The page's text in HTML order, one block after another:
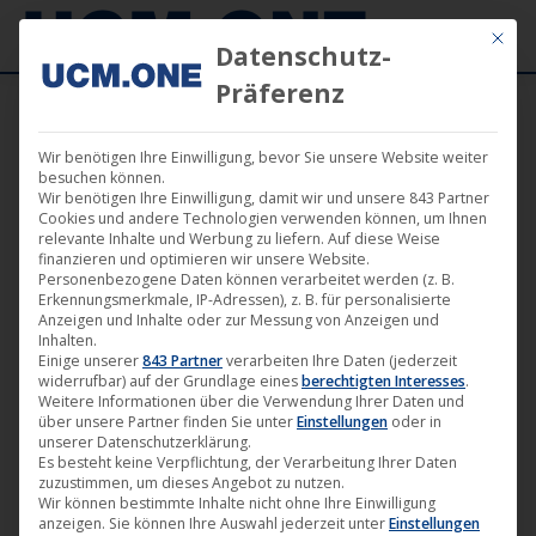
Ab jetzt erhältlich: „Lautermann –
Mit
Datenschutz-
Präferenz
Wir benötigen Ihre Einwilligung, bevor Sie unsere Website weiter
besuchen können.
Wir benötigen Ihre Einwilligung, damit wir und unsere 843 Partner
Cookies und andere Technologien verwenden können, um Ihnen
relevante Inhalte und Werbung zu liefern. Auf diese Weise
finanzieren und optimieren wir unsere Website.
Personenbezogene Daten können verarbeitet werden (z. B.
Erkennungsmerkmale, IP-Adressen), z. B. für personalisierte
Anzeigen und Inhalte oder zur Messung von Anzeigen und
Inhalten.
Einige unserer843 Partnerverarbeiten Ihre Daten (jederzeit
widerrufbar) auf der Grundlage einesberechtigten Interesses.
Weitere Informationen über die Verwendung Ihrer Daten und
über unsere Partner finden Sie unterEinstellungen oder in
unserer Datenschutzerklärung.
Es besteht keine Verpflichtung, der Verarbeitung Ihrer Daten
zuzustimmen, um dieses Angebot zu nutzen.
Wir können bestimmte Inhalte nicht ohne Ihre Einwilligung
anzeigen. Sie können Ihre Auswahl jederzeit unterEinstellungen